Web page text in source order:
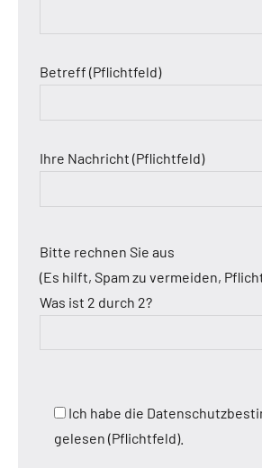
Betreff (Pflichtfeld)
Ihre Nachricht (Pflichtfeld)
Bitte rechnen Sie aus
(Es hilft, Spam zu vermeiden,
Was ist 2 durch 2?
Ich habe die
gelesen (Pflichtfeld).